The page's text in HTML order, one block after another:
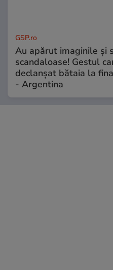
GSP.ro
Au apărut imaginile și
scandaloase! Gestul
declanșat bătaia la
- Argentina